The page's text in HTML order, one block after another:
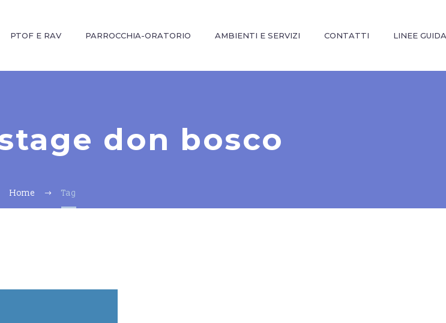
PTOF E RAV PARROCCHIA-ORATORIO AMBIENTI E SERVIZI CONTATTI LINEE GUIDA
don bosco
Home Tag